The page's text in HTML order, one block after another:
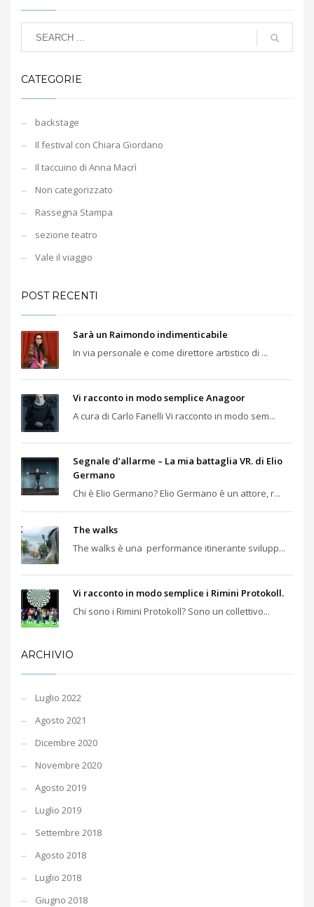
CATEGORIE
backstage
Il festival con Chiara Giordano
Il taccuino di Anna Macrì
Non categorizzato
Rassegna Stampa
sezione teatro
Vale il viaggio
POST RECENTI
Sarà un Raimondo indimenticabile
In via personale e come direttore artistico di ...
Vi racconto in modo semplice Anagoor
A cura di Carlo Fanelli Vi racconto in modo sem...
Segnale d’allarme – La mia battaglia VR. di Elio
Germano
Chi è Elio Germano? Elio Germano è un attore, r...
The walks
The walks è una performance itinerante svilupp...
Vi racconto in modo semplice i Rimini Protokoll.
Chi sono i Rimini Protokoll? Sono un collettivo...
ARCHIVIO
Luglio 2022
Agosto 2021
Dicembre 2020
Novembre 2020
Agosto 2019
Luglio 2019
Settembre 2018
Agosto 2018
Luglio 2018
Giugno 2018